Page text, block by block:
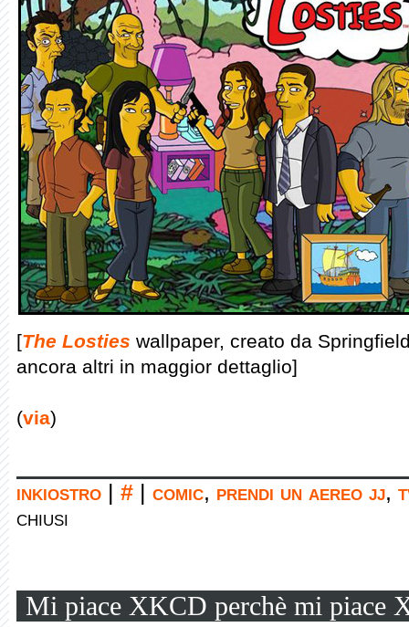
[The Losties wallpaper, creato da
ancora altri in maggior dettaglio]
(via)
inkiostro # comic, prendi un aereo jj,
chiusi
Mi piace XKCD perchè mi piace